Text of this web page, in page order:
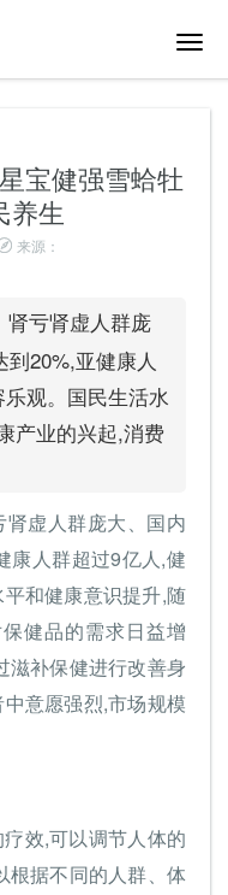
切
宝健强雪蛤牡
养生
来源：
肾亏肾虚人群庞
20%,亚健康人
观。国民生活水
产业的兴起,消费
虚人群庞大、国内
康人群超过9亿人,健
和健康意识提升,随
健品的需求日益增
滋补保健进行改善身
意愿强烈,市场规模
效,可以调节人体的
根据不同的人群、体